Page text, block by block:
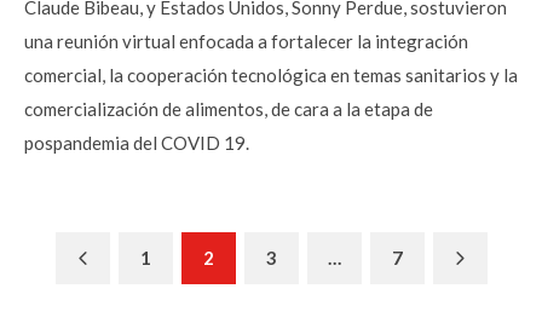
Claude Bibeau, y Estados Unidos, Sonny Perdue, sostuvieron
una reunión virtual enfocada a fortalecer la integración
comercial, la cooperación tecnológica en temas sanitarios y la
comercialización de alimentos, de cara a la etapa de
pospandemia del COVID 19.
Previous
1 2 3 … 7